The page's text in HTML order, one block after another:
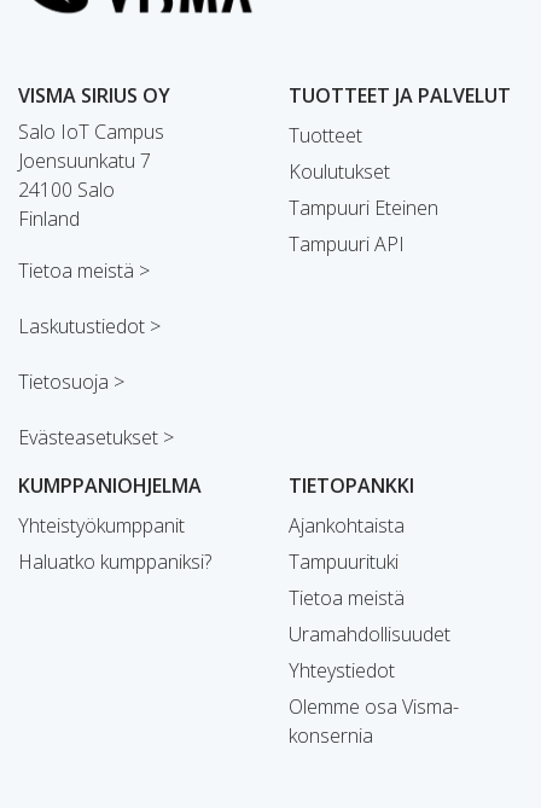
VISMA SIRIUS OY
Salo IoT Campus
Joensuunkatu 7
24100 Salo
Finland
Tietoa meistä >
Laskutustiedot >
Tietosuoja >
Evästeasetukset >
TUOTTEET JA PALVELUT
Tuotteet
Koulutukset
Tampuuri Eteinen
Tampuuri API
KUMPPANIOHJELMA
Yhteistyökumppanit
Haluatko kumppaniksi?
TIETOPANKKI
Ajankohtaista
Tampuurituki
Tietoa meistä
Uramahdollisuudet
Yhteystiedot
Olemme osa Visma-
konsernia